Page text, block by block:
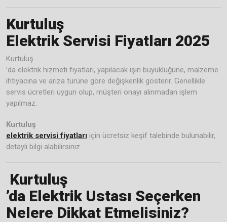
Kurtuluş
Elektrik Servisi Fiyatları 2025
Kurtuluş
’da elektrik hizmeti fiyatları, yapılacak işin büyüklüğüne, malzeme
ihtiyacına ve arıza türüne göre değişkenlik gösterir. Genellikle
servis ücretleri uygun olup, müşteri onayı alınmadan işlem
yapılmaz.
Kurtuluş
elektrik servisi fiyatları için ücretsiz keşif talebinde bulunabilir,
detaylı bilgi alabilirsiniz.
Kurtuluş
’da Elektrik Ustası Seçerken
Nelere Dikkat Etmelisiniz?